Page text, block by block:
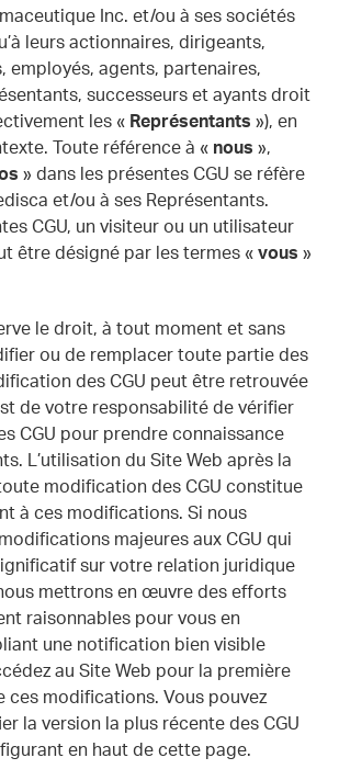
Inc. et/ou à ses sociétés
leurs actionnaires, dirigeants,
employés, agents, partenaires,
successeurs et ayants droit
les « Représentants »), en
Toute référence à « nous »,
» dans les présentes CGU se réfère
et/ou à ses Représentants.
CGU, un visiteur ou un utilisateur
être désigné par les termes « vous »
le droit, à tout moment et sans
ou de remplacer toute partie des
des CGU peut être retrouvée
de votre responsabilité de vérifier
CGU pour prendre connaissance
L’utilisation du Site Web après la
modification des CGU constitue
à ces modifications. Si nous
majeures aux CGU qui
sur votre relation juridique
mettrons en œuvre des efforts
raisonnables pour vous en
une notification bien visible
au Site Web pour la première
ces modifications. Vous pouvez
la version la plus récente des CGU
en haut de cette page.